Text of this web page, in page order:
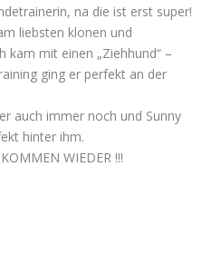
na die ist erst super!
liebsten klonen und
kam mit einen „Ziehhund“ –
ging er perfekt an der
auch immer noch und Sunny
hinter ihm.
WIEDER !!!